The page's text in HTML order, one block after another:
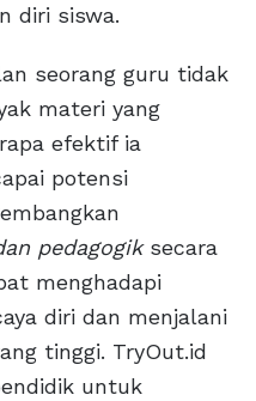
diri siswa.
seorang guru tidak
materi yang
efektif ia
potensi
pedagogiksecara
menghadapi
diri dan menjalani
tinggi. TryOut.id
untuk